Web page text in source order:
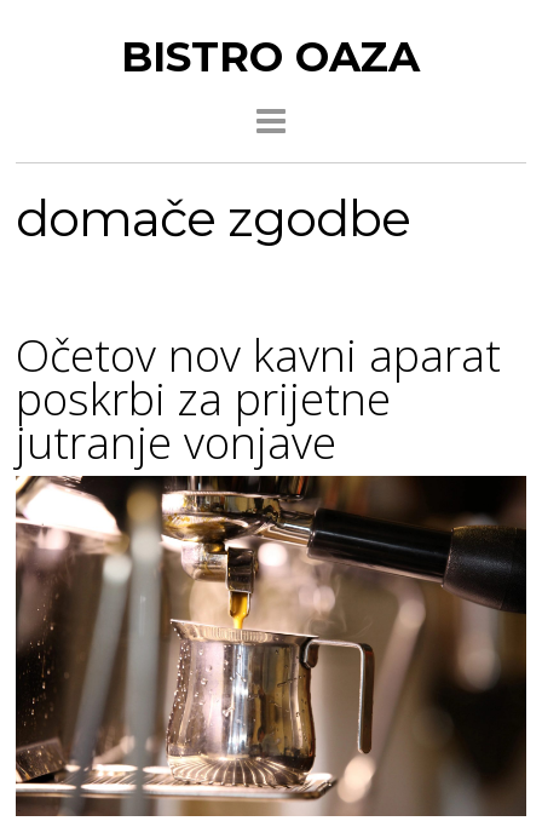
BISTRO OAZA
domače zgodbe
Očetov nov kavni aparat
poskrbi za prijetne
jutranje vonjave